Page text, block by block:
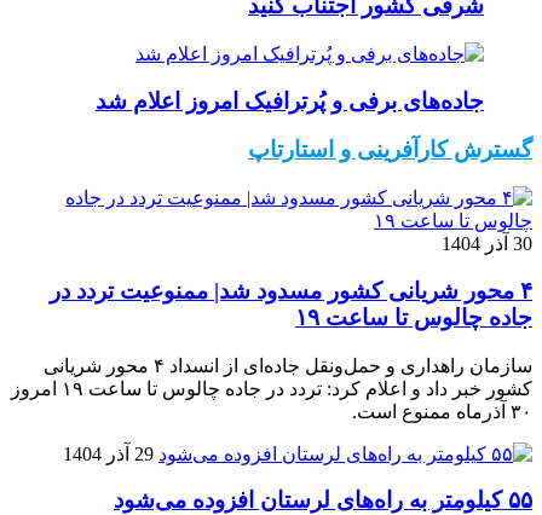
شرقی کشور اجتناب کنید
جاده‌های برفی و پُرترافیک امروز اعلام شد
گسترش کارآفرینی و استارتاپ
30 آذر 1404
۴ محور شریانی کشور مسدود شد| ممنوعیت تردد در
جاده چالوس تا ساعت ۱۹
سازمان راهداری و حمل‌ونقل جاده‌ای از انسداد ۴ محور شریانی
کشور خبر داد و اعلام کرد: تردد در جاده چالوس تا ساعت ۱۹ امروز
۳۰ آذرماه ممنوع است.
29 آذر 1404
۵۵ کیلومتر به راه‌های لرستان افزوده می‌شود